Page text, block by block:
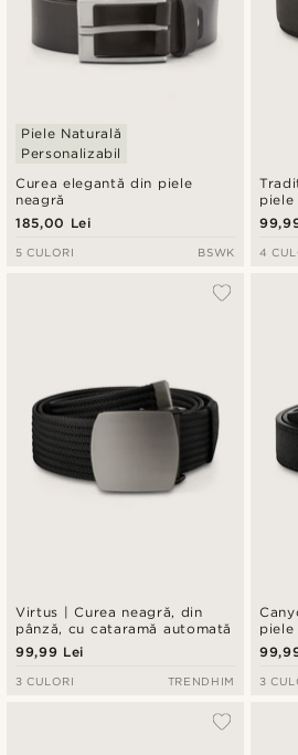
Curea elegantă din piele
neagră
Piele Naturală
Personalizabil
185,00 Lei
5 CULORI BSWK
piele
4
Virtus | Curea neagră, din
pânză, cu cataramă automată
99,99 Lei
3 CULORI TRENDHIM
piele
3